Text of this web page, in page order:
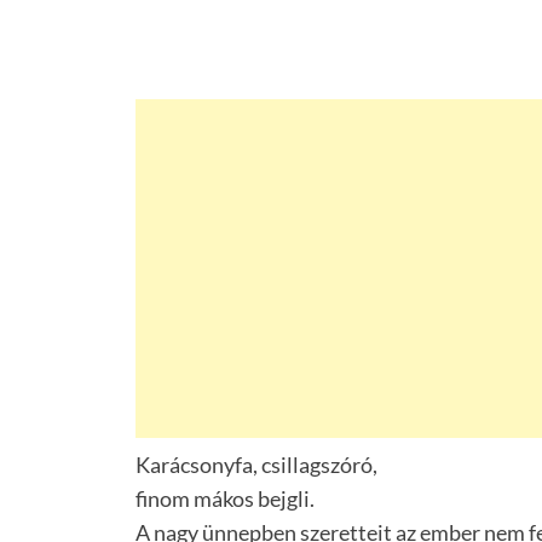
Karácsonyfa, csillagszóró,
finom mákos bejgli.
A nagy ünnepben szeretteit az ember nem